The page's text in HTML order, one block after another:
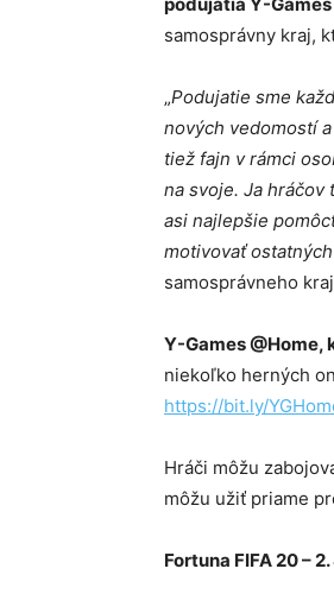
samosprávny kraj,
„Podujatie sme
nových vedomostí
tiež fajn v rámci
na svoje. Ja
asi najlepšie
motivovať
samosprávneho
Y-Games
niekoľko herných
https://bit.ly/
Hráči môžu
môžu užiť priame
Fortuna FIFA 20 –